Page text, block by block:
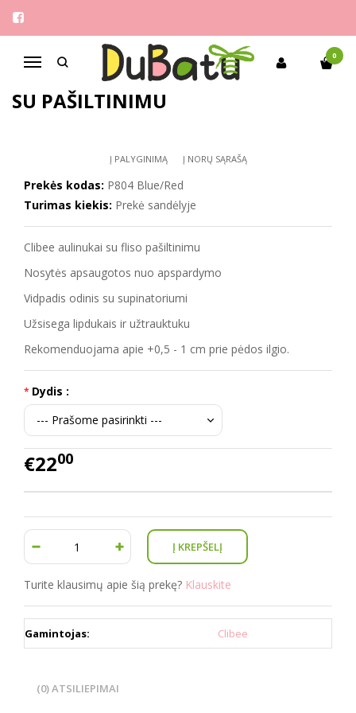
Navigacija
0
Pagrindinis
Clibee 26-31 lengvi aulinukai su pašiltinimu
CLIBEE 26-31 LENGVI AULINUKAI
SU PAŠILTINIMU
Į PALYGINIMĄ Į NORŲ SĄRAŠĄ
Prekės kodas: P804 Blue/Red
Turimas kiekis: Prekė sandėlyje
Clibee aulinukai su fliso pašiltinimu
Nosytės apsaugotos nuo apspardymo
Vidpadis odinis su supinatoriumi
Užsisega lipdukais ir užtrauktuku
Rekomenduojama apie +0,5 - 1 cm prie pėdos ilgio.
Dydis :
€2200
Turite klausimų apie šią prekę? Klauskite
Gamintojas: Clibee
(0) ATSILIEPIMAI